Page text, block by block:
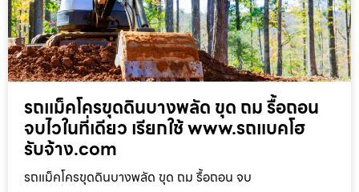
รถแม็คโครขุดดินบางพลัด ขุด ถม รื้อถอน
จบไวในที่เดียว เรียกใช้ www.รถแบคโฮ
รับจ้าง.com
รถแม็คโครขุดดินบางพลัด ขุด ถม รื้อถอน จบ